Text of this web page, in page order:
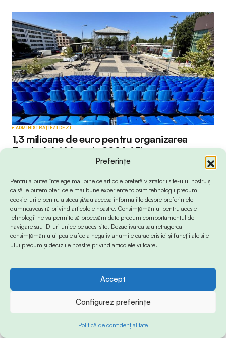
Preferințe
Pentru a putea înțelege mai bine ce articole preferă vizitatorii site-ului nostru și
ca să le putem oferi cele mai bune experiențe folosim tehnologii precum
cookie-urile pentru a stoca și/sau accesa informațiile despre preferințele
dumneavoastră privind articolele noastre. Consimțământul pentru aceste
tehnologii ne va permite să procesăm date precum comportamentul de
navigare sau ID-uri unice pe acest site. Dezactivarea sau retragerea
consimțământului poate afecta negativ anumite caracteristici și funcții ale site-
ului precum și deciziile noastre privind articolele viitoare.
Accept
Configurez preferințe
Politică de confidențialitate
ADMINISTRAȚIEZI DE ZI
1,3 milioane de euro pentru organizarea
Festivalului Mamaia 2026 / Firma care s-a
ocupat de organizarea ultimelor trei ediții
câștigă un nou contract cu Centrul Cultural
Județean Constanța
by Petruț Iacob6 august 2026